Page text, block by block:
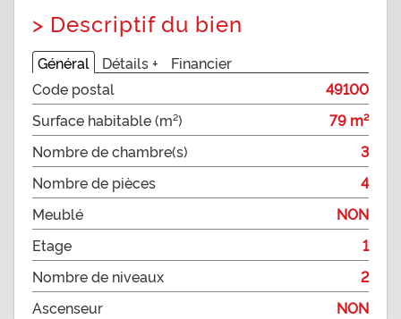
> Descriptif du bien
Général Détails +
Financier
Code postal
49100
Surface habitable (m²)
79 m²
Nombre de chambre(s)
3
Nombre de pièces
4
Meublé
NON
Etage
1
Nombre de niveaux
2
Ascenseur
NON